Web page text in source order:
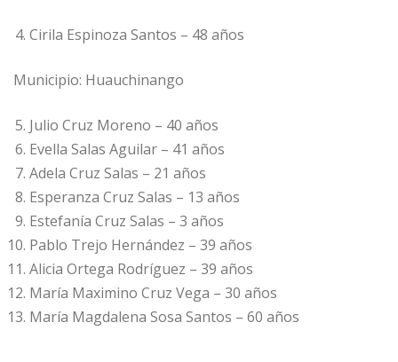
Cirila Espinoza Santos – 48 años
Municipio: Huauchinango
Julio Cruz Moreno – 40 años
Evella Salas Aguilar – 41 años
Adela Cruz Salas – 21 años
Esperanza Cruz Salas – 13 años
Estefanía Cruz Salas – 3 años
Pablo Trejo Hernández – 39 años
Alicia Ortega Rodríguez – 39 años
María Maximino Cruz Vega – 30 años
María Magdalena Sosa Santos – 60 años